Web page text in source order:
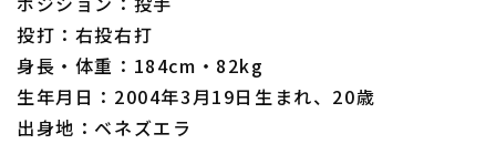
投打：右投右打
身長・体重：184cm・82kg
生年月日：2004年3月19日生まれ、20歳
出身地：ベネズエラ